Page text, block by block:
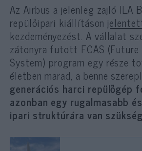
Az Airbus a jelenleg zajló ILA
repülőipari kiállításon
kezdeményezést. A vállalat
zátonyra futott FCAS (Future
System) program egy része
életben marad, a benne
generációs harci repülőgép
azonban egy rugalmasabb
ipari struktúrára van szükség